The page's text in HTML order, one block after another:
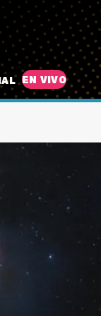
EN VIVO